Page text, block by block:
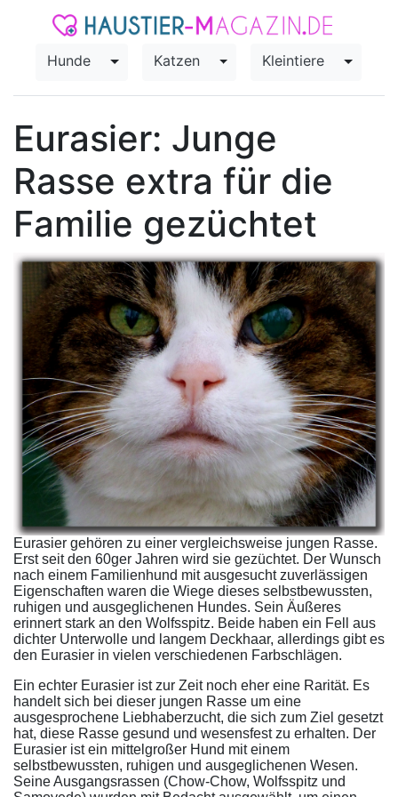
Hunde Toggle Dropdown
Katzen Toggle Dropdown
Kleintiere Toggle
Eurasier: Junge
Rasse extra für die
Familie gezüchtet
Eurasier gehören zu einer vergleichsweise jungen Rasse.
Erst seit den 60ger Jahren wird sie gezüchtet. Der Wunsch
nach einem Familienhund mit ausgesucht zuverlässigen
Eigenschaften waren die Wiege dieses selbstbewussten,
ruhigen und ausgeglichenen Hundes. Sein Äußeres
erinnert stark an den Wolfsspitz. Beide haben ein Fell aus
dichter Unterwolle und langem Deckhaar, allerdings gibt es
den Eurasier in vielen verschiedenen Farbschlägen.
Ein echter Eurasier ist zur Zeit noch eher eine Rarität. Es
handelt sich bei dieser jungen Rasse um eine
ausgesprochene Liebhaberzucht, die sich zum Ziel gesetzt
hat, diese Rasse gesund und wesensfest zu erhalten. Der
Eurasier ist ein mittelgroßer Hund mit einem
selbstbewussten, ruhigen und ausgeglichenen Wesen.
Seine Ausgangsrassen (Chow-Chow, Wolfsspitz und